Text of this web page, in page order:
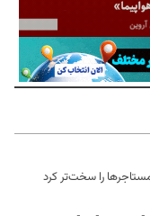
را سخت‌تر کرد